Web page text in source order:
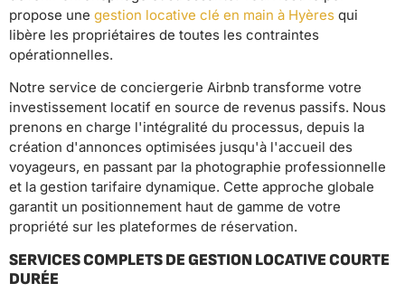
propose une gestion locative clé en main à Hyères qui
libère les propriétaires de toutes les contraintes
opérationnelles.
Notre service de conciergerie Airbnb transforme votre
investissement locatif en source de revenus passifs. Nous
prenons en charge l'intégralité du processus, depuis la
création d'annonces optimisées jusqu'à l'accueil des
voyageurs, en passant par la photographie professionnelle
et la gestion tarifaire dynamique. Cette approche globale
garantit un positionnement haut de gamme de votre
propriété sur les plateformes de réservation.
SERVICES COMPLETS DE GESTION LOCATIVE COURTE
DURÉE